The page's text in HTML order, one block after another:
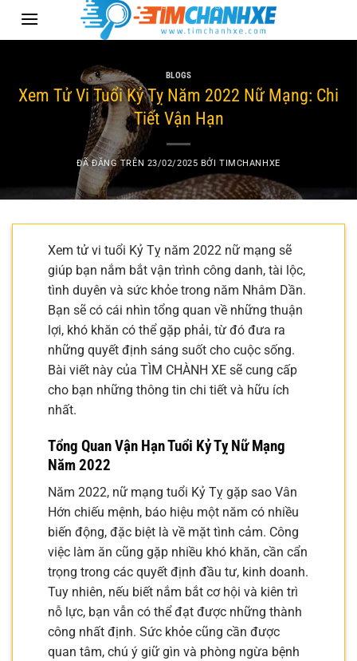
BLOGS
Xem Tử Vi Tuổi Kỷ Tỵ Năm 2022 Nữ Mạng: Chi
Tiết Vận Hạn
ĐÃ ĐĂNG TRÊN 23/02/2025 BỞITIMCHANHXE
Xem tử vi tuổi Kỷ Tỵ năm 2022 nữ mạng sẽ
giúp bạn nắm bắt vận trình công danh, tài lộc,
tình duyên và sức khỏe trong năm Nhâm Dần.
Bạn sẽ có cái nhìn tổng quan về những thuận
lợi, khó khăn có thể gặp phải, từ đó đưa ra
những quyết định sáng suốt cho cuộc sống.
Bài viết này của TÌM CHÀNH XE sẽ cung cấp
cho bạn những thông tin chi tiết và hữu ích
nhất.
Tổng Quan Vận Hạn Tuổi Kỷ Tỵ Nữ Mạng
Năm 2022
Năm 2022, nữ mạng tuổi Kỷ Tỵ gặp sao Vân
Hớn chiếu mệnh, báo hiệu một năm có nhiều
biến động, đặc biệt là về mặt tình cảm. Công
việc làm ăn cũng gặp nhiều khó khăn, cần cẩn
trọng trong các quyết định đầu tư, kinh doanh.
Tuy nhiên, nếu biết nắm bắt cơ hội và kiên trì
nỗ lực, bạn vẫn có thể đạt được những thành
công nhất định. Sức khỏe cũng cần được
quan tâm, chú ý giữ gìn và phòng ngừa bệnh